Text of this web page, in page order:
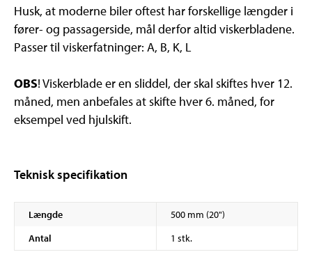
Husk, at moderne biler oftest har forskellige længder i
fører- og passagerside, mål derfor altid viskerbladene.
Passer til viskerfatninger: A, B, K, L
OBS! Viskerblade er en sliddel, der skal skiftes hver 12.
måned, men anbefales at skifte hver 6. måned, for
eksempel ved hjulskift.
Teknisk specifikation
Længde
500 mm (20")
Antal
1 stk.